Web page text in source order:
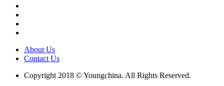
About Us
Contact Us
Copyright 2018 © Youngchina. All Rights Reserved.